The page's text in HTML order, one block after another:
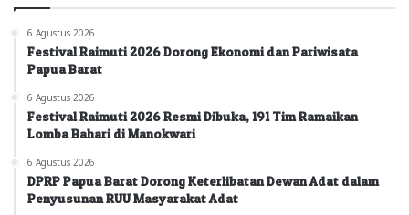
6 Agustus 2026
Festival Raimuti 2026 Dorong Ekonomi dan Pariwisata
Papua Barat
6 Agustus 2026
Festival Raimuti 2026 Resmi Dibuka, 191 Tim Ramaikan
Lomba Bahari di Manokwari
6 Agustus 2026
DPRP Papua Barat Dorong Keterlibatan Dewan Adat dalam
Penyusunan RUU Masyarakat Adat